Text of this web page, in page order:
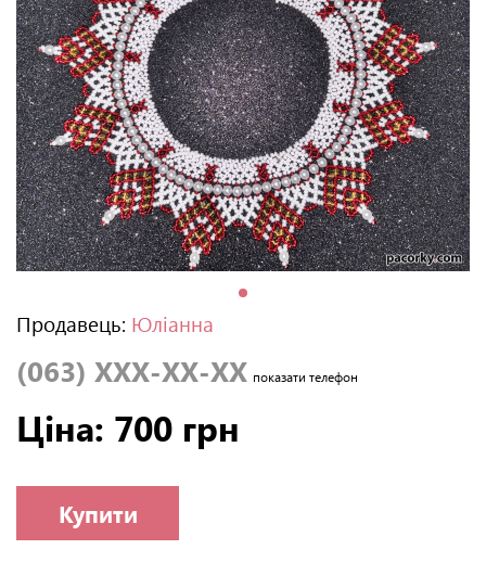
Продавець: Юліанна
(063) XXX-XX-XX показати телефон
Ціна: 700 грн
Купити